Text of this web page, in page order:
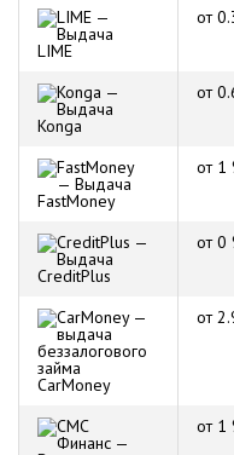
LIME
от
Konga
от
FastMoney
от 1
CreditPlus
от 0
CarMoney
от
от 1